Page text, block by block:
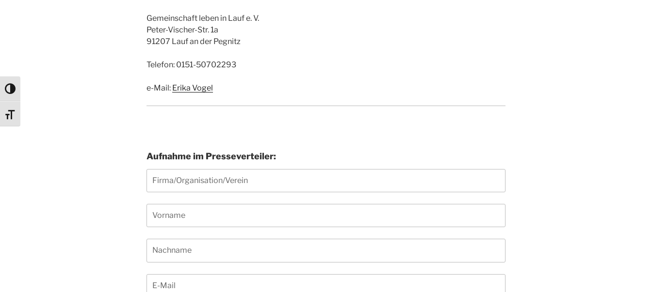
Umschalten auf hohe Kontraste
Schrift vergrößern
Gemeinschaft leben in Lauf e. V.
Peter-Vischer-Str. 1a
91207 Lauf an der Pegnitz
Telefon: 0151-50702293
e-Mail: Erika Vogel
Aufnahme im Presseverteiler: